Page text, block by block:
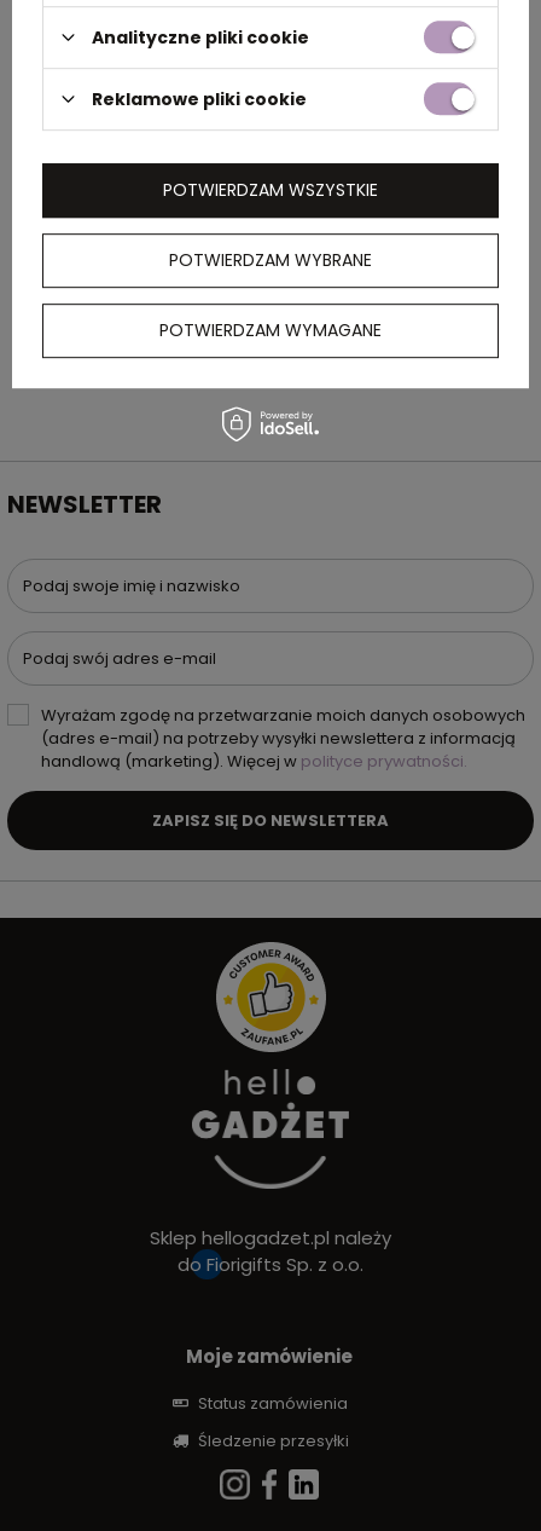
OPIS
płomienia. Możliwość wielokrotnego
NEWSLETTER
Podaj swoje imię i nazwisko
Podaj swój adres e-mail
Wyrażam zgodę na przetwarzanie moich danych osobowych
(adres e-mail) na potrzeby wysyłki newslettera z informacją
handlową (marketing). Więcej w polityce prywatności.
ZAPISZ SIĘ DO NEWSLETTERA
Sklep hellogadzet.pl należy
do Fiorigifts Sp. z o.o.
Moje zamówienie
Status zamówienia
Śledzenie przesyłki
Analityczne pliki cookie
Reklamowe pliki cookie
POTWIERDZAM WYBRANE
POTWIERDZAM WYMAGANE
POTWIERDZAM WSZYSTKIE